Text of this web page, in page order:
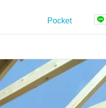
Pocket